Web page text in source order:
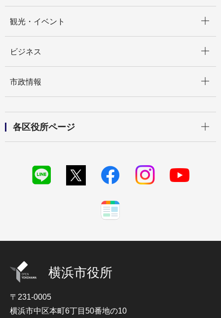
観光・イベント
ビジネス
市政情報
各区役所ページ
横浜市役所
〒231-0005
横浜市中区本町6丁目50番地の10